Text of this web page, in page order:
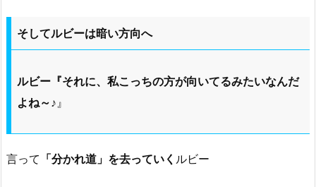
そしてルビーは暗い方向へ
ルビー『それに、私こっちの方が向いてるみたいなんだ
よね～♪ 』
言って 「分かれ道」を去っていく ルビー